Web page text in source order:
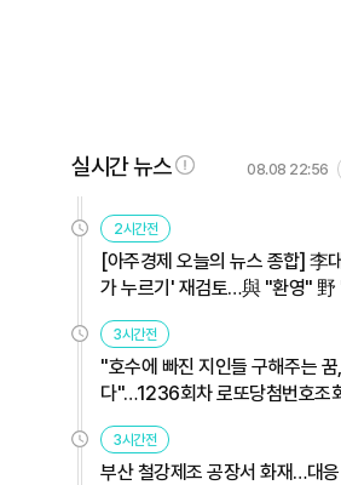
실시간 뉴스 08.08 22:56
2시간전
[아주경제 오늘의 뉴스 종합] 李
가 누르기' 재검토…與 "환영" 野
外
3시간전
"호수에 빠진 지인들 구해주는
다"…1236회차 로또당첨번호조
3시간전
부산 철강제조 공장서 화재…대